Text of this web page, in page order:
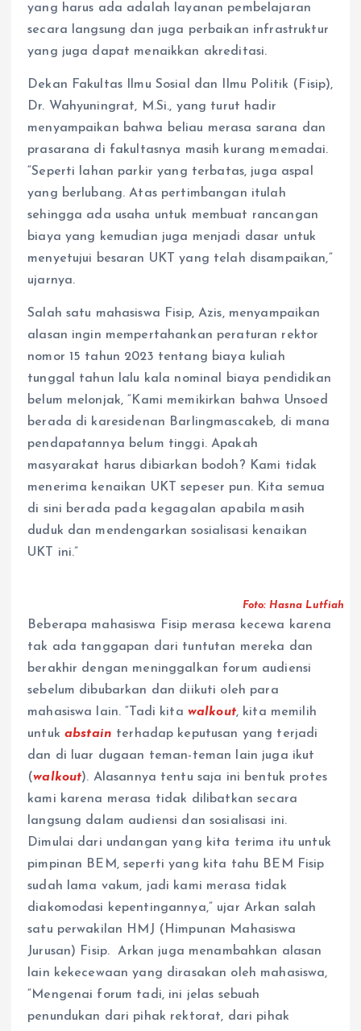
yang harus ada adalah layanan pembelajaran
secara langsung dan juga perbaikan infrastruktur
yang juga dapat menaikkan akreditasi.
Dekan Fakultas Ilmu Sosial dan Ilmu Politik (Fisip),
Dr. Wahyuningrat, M.Si., yang turut hadir
menyampaikan bahwa beliau merasa sarana dan
prasarana di fakultasnya masih kurang memadai.
“Seperti lahan parkir yang terbatas, juga aspal
yang berlubang. Atas pertimbangan itulah
sehingga ada usaha untuk membuat rancangan
biaya yang kemudian juga menjadi dasar untuk
menyetujui besaran UKT yang telah disampaikan,”
ujarnya.
Salah satu mahasiswa Fisip, Azis, menyampaikan
alasan ingin mempertahankan peraturan rektor
nomor 15 tahun 2023 tentang biaya kuliah
tunggal tahun lalu kala nominal biaya pendidikan
belum melonjak, “Kami memikirkan bahwa Unsoed
berada di karesidenan Barlingmascakeb, di mana
pendapatannya belum tinggi. Apakah
masyarakat harus dibiarkan bodoh? Kami tidak
menerima kenaikan UKT sepeser pun. Kita semua
di sini berada pada kegagalan apabila masih
duduk dan mendengarkan sosialisasi kenaikan
UKT ini.”
Foto: Hasna Lutfiah
Beberapa mahasiswa Fisip merasa kecewa karena
tak ada tanggapan dari tuntutan mereka dan
berakhir dengan meninggalkan forum audiensi
sebelum dibubarkan dan diikuti oleh para
mahasiswa lain. “Tadi kita walkout, kita memilih
untuk abstain terhadap keputusan yang terjadi
dan di luar dugaan teman-teman lain juga ikut
(walkout). Alasannya tentu saja ini bentuk protes
kami karena merasa tidak dilibatkan secara
langsung dalam audiensi dan sosialisasi ini.
Dimulai dari undangan yang kita terima itu untuk
pimpinan BEM, seperti yang kita tahu BEM Fisip
sudah lama vakum, jadi kami merasa tidak
diakomodasi kepentingannya,” ujar Arkan salah
satu perwakilan HMJ (Himpunan Mahasiswa
Jurusan) Fisip. Arkan juga menambahkan alasan
lain kekecewaan yang dirasakan oleh mahasiswa,
“Mengenai forum tadi, ini jelas sebuah
penundukan dari pihak rektorat, dari pihak